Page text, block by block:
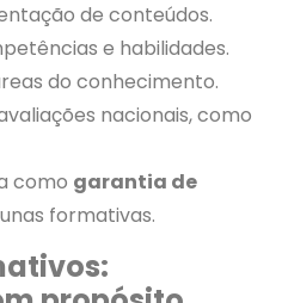
de conteúdos.
e habilidades.
do conhecimento.
nacionais, como
como garantia de
formativas.